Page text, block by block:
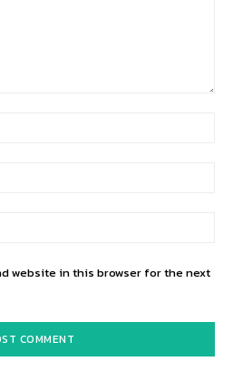
website in this browser for the next